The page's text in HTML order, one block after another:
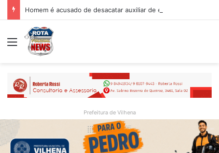
Menu
Prefeitura de Vilhena